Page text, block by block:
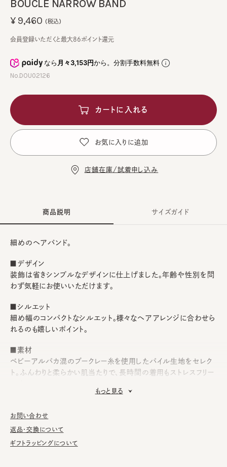
BOUCLE NARROW BAND
なら月々3,153円から。分割手数料無料
No.DOU02126
¥9,460 (税込)
会員登録いただくと最大86ポイント還元
カートに入れる
お気に入りに追加
店舗在庫/試着申し込み
商品説明
細めのヘアバンド。
■デザイン
装飾は省きシンプルなデザインに仕上げました。年齢や性別を問
わず気軽にお使いいただけます。
■シルエット
細め幅のコンパクトなシルエット。様々なヘアアレンジに合わせら
れるのも嬉しいポイント。
■素材
ベビーアルパカ混のブークレー糸を使用したパイル生地をセレク
ト。ふんわりと柔らかい肌当たりで、長時間の着用もストレスフリー
洗濯不可。汚れにつきましては、帽子が汚れてしまう前の対策と
して、消臭・抗菌用のスプレーをお勧めしております。
もっと見る
サイズガイド
お問い合わせ
返品・交換について
ギフトラッピングについて